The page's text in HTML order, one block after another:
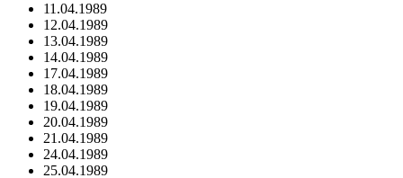
11.04.1989
12.04.1989
13.04.1989
14.04.1989
17.04.1989
18.04.1989
19.04.1989
20.04.1989
21.04.1989
24.04.1989
25.04.1989